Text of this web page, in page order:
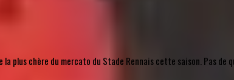
plus chère du mercato du Stade Rennais cette saison. Pas de